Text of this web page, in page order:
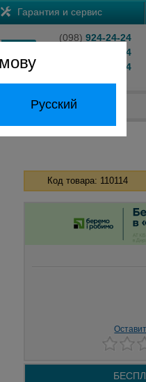
Русский
Гарантия и сервис
(098) 924-24-24
204-24-24
824-24-24
824-24-24
Код товара: 110114